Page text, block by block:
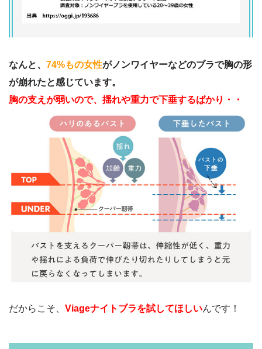
なんと、 74%もの女性がノンワイヤーなどのブラで胸の形
が崩れたと感じています。
胸の支えが弱いので、揺れや重力で下垂するばかり・・
だからこそ、 Viageナイトブラを試してほしいんです！